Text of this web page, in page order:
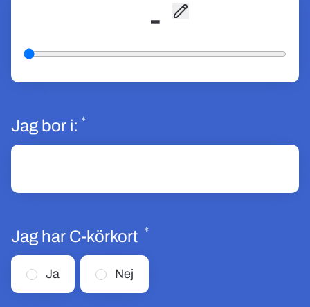
-
Jag bor i: *Obligatoriskt
Jag har C-körkort *Obligatoriskt
Ja Nej